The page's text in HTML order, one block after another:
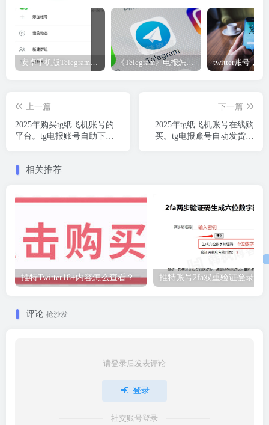
安卓手机版Telegram电报/纸飞机改中文（汉化）教程 《Telegram》电报怎么解除双向聊天限制?
上一篇
2025年购买tg纸飞机账号的
平台。tg电报账号自助下单
下一篇
2025年tg纸飞机账号在线购
买。tg电报账号自动发货商
相关推荐
推特Twitter18+内容怎么查看？ 推特账号2fa双重验证登录教
评论 抢沙发
请登录后发表评论
登录
社交账号登录